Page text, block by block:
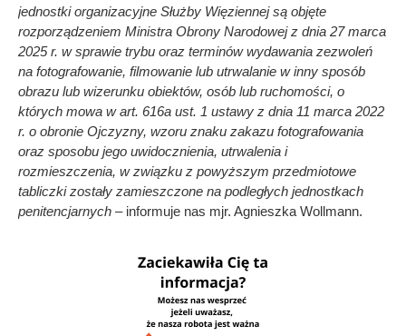
jednostki organizacyjne Służby Więziennej są objęte
rozporządzeniem Ministra Obrony Narodowej z dnia 27 marca
2025 r. w sprawie trybu oraz terminów wydawania zezwoleń
na fotografowanie, filmowanie lub utrwalanie w inny sposób
obrazu lub wizerunku obiektów, osób lub ruchomości, o
których mowa w art. 616a ust. 1 ustawy z dnia 11 marca 2022
r. o obronie Ojczyzny, wzoru znaku zakazu fotografowania
oraz sposobu jego uwidocznienia, utrwalenia i
rozmieszczenia, w związku z powyższym przedmiotowe
tabliczki zostały zamieszczone na podległych jednostkach
penitencjarnych –informuje nas mjr. Agnieszka Wollmann.